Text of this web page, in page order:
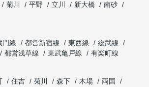
菊川 平野 立川 新大橋
南砂
門線 都営新宿線 東西線
総武線
都営浅草線 東武亀戸線
有楽町線
住吉 菊川 森下 木場
両国